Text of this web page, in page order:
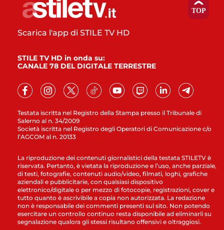
Testata iscritta nel Registro della Stampa presso il Tribunale di
Salerno al n. 34/2009
Società iscritta nel Registro degli Operatori di Comunicazione c/o
l’AGCOM al n. 20133
Scarica l'app di STILE TV HD
STILE TV HD in onda su:
CANALE 78 DEL DIGITALE TERRESTRE
La riproduzione dei contenuti giornalistici della testata STILETV è
riservata. Pertanto, è vietata la riproduzione e l’uso, anche parziale,
di testi, fotografie, contenuti audio/video, filmati, loghi, grafiche
aziendali e pubblicitarie, con qualsiasi dispositivo
elettronico/digitale o per mezzo di fotocopie, registrazioni, cover e
tutto quanto è ascrivibile a copia non autorizzata. La redazione
non è responsabile dei commenti presenti sul sito. Non potendo
esercitare un controllo continuo resta disponibile ad eliminarli su
segnalazione qualora gli stessi risultano offensivi e oltraggiosi.